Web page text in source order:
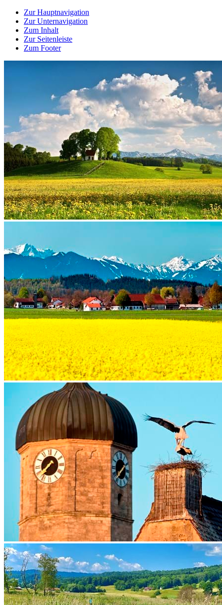
Zur Hauptnavigation
Zur Unternavigation
Zum Inhalt
Zur Seitenleiste
Zum Footer